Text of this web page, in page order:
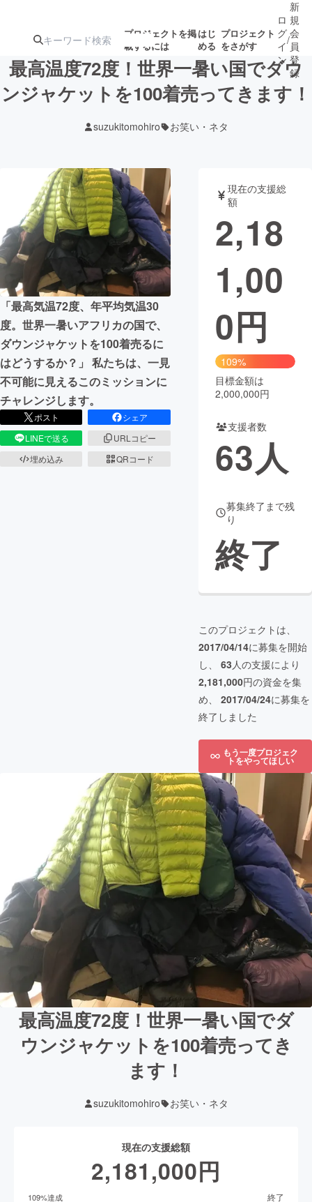
プロジェクトを掲
載するには
はじ
める
プロジェクト
をさがす
ターン
ジェクト
ロジェクト
アート・写真 音楽
テクノロジー・ガジェット ゲーム・サ
映像・映画
ビジネス・起業
まちづくり・地域活性化
CAMPFIRE for Social Good
CAMPFIRE Creation
CAMPFIREふるさと納税
コミュニティ
ロ
グ
イ
ン
/
新
規
会
員
登
録
最高温度72度！世界一暑い国でダウ
ンジャケットを100着売ってきます！
suzukitomohiro お笑い・ネタ
「最高気温72度、年平均気温30
度。世界一暑いアフリカの国で、
ダウンジャケットを100着売るに
はどうするか？」 私たちは、一見
不可能に見えるこのミッションに
チャレンジします。
ポスト
シェア
LINEで送る
URLコピー
埋め込み
QRコード
現在の支援総
額
2,18
1,00
0円
109%
目標金額は
2,000,000円
支援者数
63人
募集終了まで残
り
終了
このプロジェクトは、
2017/04/14に募集を開始
し、 63人の支援により
2,181,000円の資金を集
め、 2017/04/24に募集を
終了しました
もう一度プロジェク
トをやってほしい
最高温度72度！世界一暑い国でダ
ウンジャケットを100着売ってき
ます！
suzukitomohiro お笑い・ネタ
現在の支援総額
2,181,000円
109%達成 終了